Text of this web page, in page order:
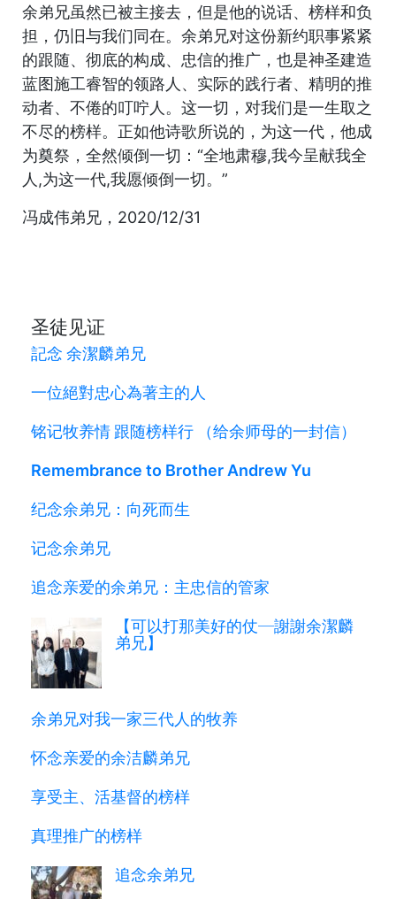
余弟兄虽然已被主接去，但是他的说话、榜样和负
担，仍旧与我们同在。余弟兄对这份新约职事紧紧
的跟随、彻底的构成、忠信的推广，也是神圣建造
蓝图施工睿智的领路人、实际的践行者、精明的推
动者、不倦的叮咛人。这一切，对我们是一生取之
不尽的榜样。正如他诗歌所说的，为这一代，他成
为奠祭，全然倾倒一切：“全地肃穆,我今呈献我全
人,为这一代,我愿倾倒一切。”
冯成伟弟兄，2020/12/31
圣徒见证
記念 余潔麟弟兄
一位絕對忠心為著主的人
铭记牧养情 跟随榜样行 （给余师母的一封信）
Remembrance to Brother Andrew Yu
纪念余弟兄：向死而生
记念余弟兄
追念亲爱的余弟兄：主忠信的管家
【可以打那美好的仗─謝謝余潔麟
弟兄】
余弟兄对我一家三代人的牧养
怀念亲爱的余洁麟弟兄
享受主、活基督的榜样
真理推广的榜样
追念余弟兄